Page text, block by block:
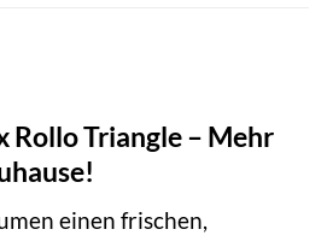
Rollo Triangle – Mehr
einen frischen,